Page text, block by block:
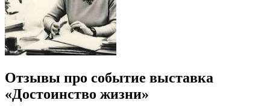
Отзывы про событие выставка
«Достоинство жизни»